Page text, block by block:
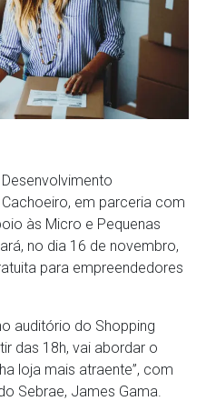
em parceria com
às Micro e Pequenas
no dia 16 de novembro,
para empreendedores
auditório do Shopping
das 18h, vai abordar o
loja mais atraente”, com
Sebrae, James Gama.